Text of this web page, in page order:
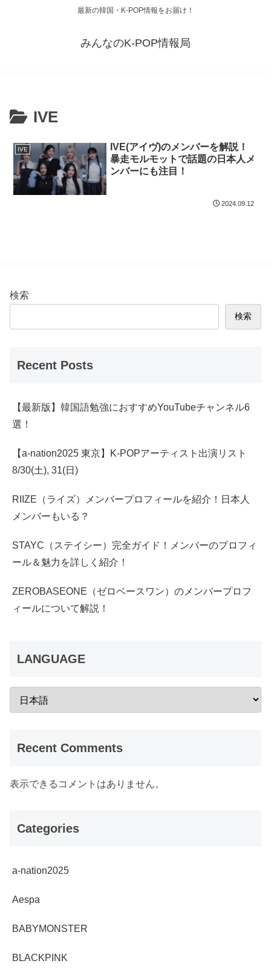
最新の韓国・K-POP情報をお届け！
みんなのK-POP情報局
IVE
IVE
IVE(アイヴ)のメンバーを解説！
暴走モルモットで話題の日本人メ
ンバーにも注目！
2024.09.12
検索
検索
Recent Posts
【最新版】韓国語勉強におすすめYouTubeチャンネル6
選！
【a-nation2025 東京】K-POPアーティスト出演リスト
8/30(土), 31(日)
RIIZE（ライズ）メンバープロフィールを紹介！日本人
メンバーもいる？
STAYC（ステイシー）完全ガイド！メンバーのプロフィ
ール＆魅力を詳しく紹介！
ZEROBASEONE（ゼロベースワン）のメンバープロフ
ィールについて解説！
LANGUAGE
Recent Comments
表示できるコメントはありません。
Categories
a-nation2025
Aespa
BABYMONSTER
BLACKPINK